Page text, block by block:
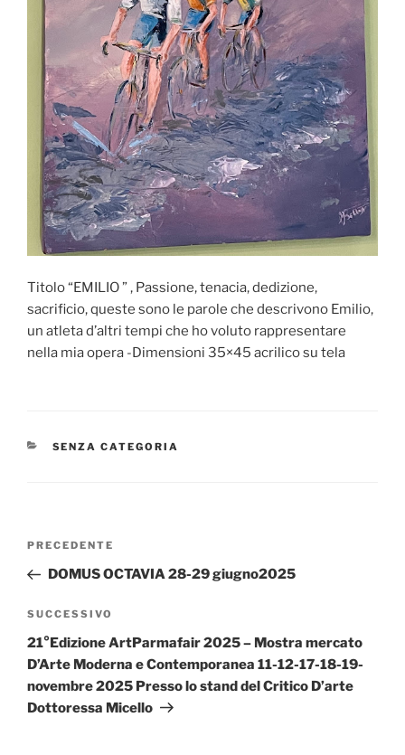
Titolo “EMILIO ” , Passione, tenacia, dedizione,
sacrificio, queste sono le parole che descrivono Emilio,
un atleta d’altri tempi che ho voluto rappresentare
nella mia opera -Dimensioni 35×45 acrilico su tela
CATEGORIE
SENZA CATEGORIA
Navigazione
Articolo
precedente:
PRECEDENTE
DOMUS OCTAVIA 28-29 giugno2025
Articolo
successivo
SUCCESSIVO
21°Edizione ArtParmafair 2025 – Mostra mercato
D’Arte Moderna e Contemporanea 11-12-17-18-19-
novembre 2025 Presso lo stand del Critico D’arte
Dottoressa Micello